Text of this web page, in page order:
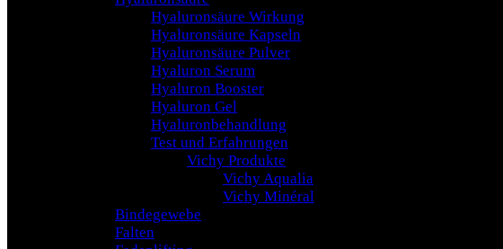
Hyaluronsäure Wirkung
Hyaluronsäure Kapseln
Hyaluronsäure Pulver
Hyaluron Serum
Hyaluron Booster
Hyaluron Gel
Hyaluronbehandlung
Test und Erfahrungen
Vichy Produkte
Vichy Aqualia
Vichy Minéral
Bindegewebe
Falten